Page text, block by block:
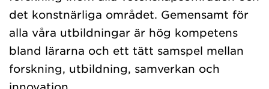
det konstnärliga området. Gemensamt för
alla våra utbildningar är hög kompetens
bland lärarna och ett tätt samspel mellan
forskning, utbildning, samverkan och